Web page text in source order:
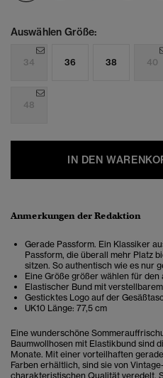
Auswählen Größe:
34 36 38 40
48
IN DEN
Anmerkungen der Redaktion
Gerade Passform. Ein Klassiker
Passform, die überall mehr Platz
sitzen. So authentisch wie es nur
Eine Größe größer wählen für
Elastischer Bund mit
Gesticktes Logo auf der
UK10 Länge: 77,5 cm
Eine wunderschöne
Baumwollhosen mit Elastikbund sind
Monate. Mit einer vorteilhaften
Farben erhältlich, sind sie von
charakteristischen Qualität veredelt.